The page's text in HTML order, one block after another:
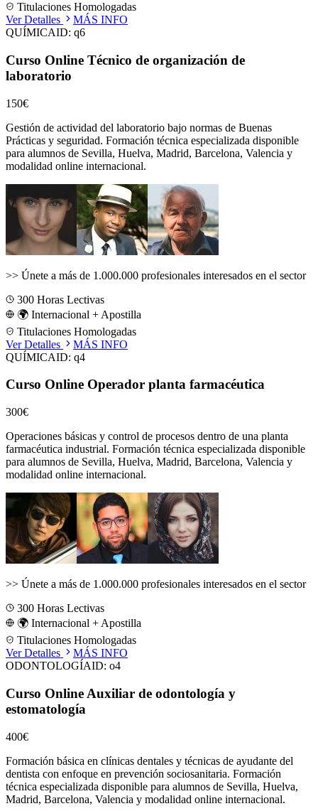
Titulaciones Homologadas
Ver Detalles
MÁS INFO
QUÍMICAID: q6
Curso Online Técnico de organización de
laboratorio
150€
Gestión de actividad del laboratorio bajo normas de Buenas
Prácticas y seguridad. Formación técnica especializada disponible
para alumnos de Sevilla, Huelva, Madrid, Barcelona, Valencia y
modalidad online internacional.
>> Únete a más de 1.000.000 profesionales interesados en el sector
300 Horas Lectivas
🌍 Internacional + Apostilla
Titulaciones Homologadas
Ver Detalles
MÁS INFO
QUÍMICAID: q4
Curso Online Operador planta farmacéutica
300€
Operaciones básicas y control de procesos dentro de una planta
farmacéutica industrial. Formación técnica especializada disponible
para alumnos de Sevilla, Huelva, Madrid, Barcelona, Valencia y
modalidad online internacional.
>> Únete a más de 1.000.000 profesionales interesados en el sector
300 Horas Lectivas
🌍 Internacional + Apostilla
Titulaciones Homologadas
Ver Detalles
MÁS INFO
ODONTOLOGÍAID: o4
Curso Online Auxiliar de odontología y
estomatología
400€
Formación básica en clínicas dentales y técnicas de ayudante del
dentista con enfoque en prevención sociosanitaria. Formación
técnica especializada disponible para alumnos de Sevilla, Huelva,
Madrid, Barcelona, Valencia y modalidad online internacional.